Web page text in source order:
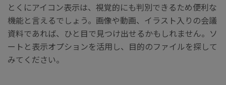
とくにアイコン表示は、視覚的にも判別できるため便利な
機能と言えるでしょう。画像や動画、イラスト入りの会議
資料であれば、ひと目で見つけ出せるかもしれません。ソ
ートと表示オプションを活用し、目的のファイルを探して
みてください。